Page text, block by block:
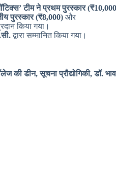
टीम ने प्रथम पुरस्कार
पुरस्कार (₹8,000) और
किया गया।
द्वारा सम्मानित किया गया।
की डीन, सूचना प्रौद्योगिकी, डॉ.